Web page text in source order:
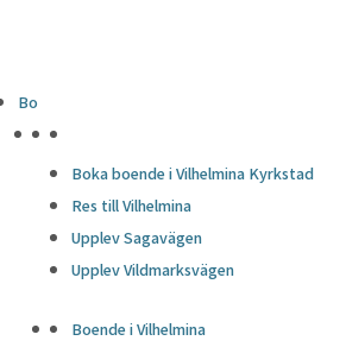
Bo
Boka boende i Vilhelmina Kyrkstad
Res till Vilhelmina
Upplev Sagavägen
Upplev Vildmarksvägen
Boende i Vilhelmina